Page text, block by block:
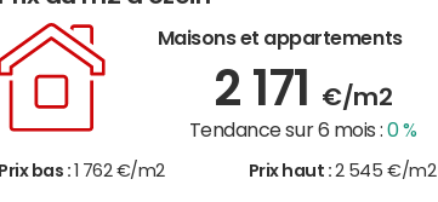
Maisons et appartements
2 171 €/m2
Tendance sur 6 mois :0 %
Prix bas : 1 762 €/m2 Prix haut : 2 545 €/m2